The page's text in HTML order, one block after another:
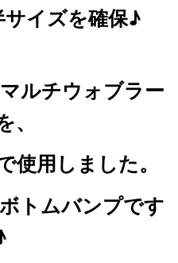
イズを確保♪
ルチウォブラー
、
使用しました。
トムバンプです